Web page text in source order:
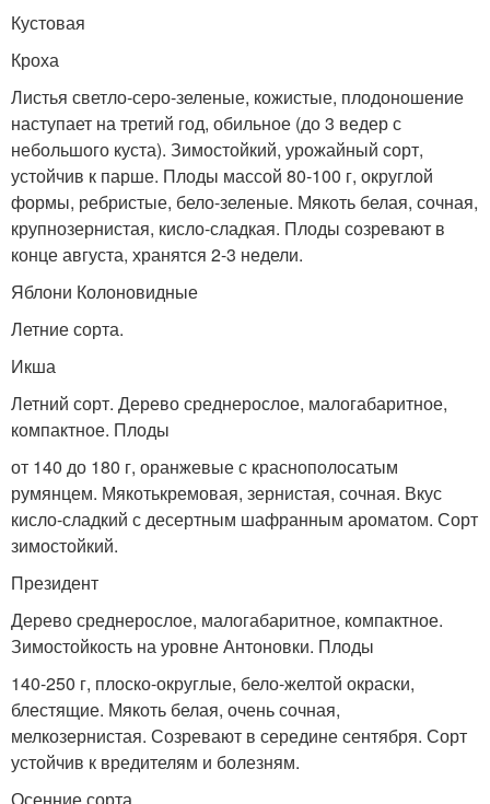
Кустовая
Кроха
Листья светло-серо-зеленые, кожистые, плодоношение
наступает на третий год, обильное (до 3 ведер с
небольшого куста). Зимостойкий, урожайный сорт,
устойчив к парше. Плоды массой 80-100 г, округлой
формы, ребристые, бело-зеленые. Мякоть белая, сочная,
крупнозернистая, кисло-сладкая. Плоды созревают в
конце августа, хранятся 2-3 недели.
Яблони Колоновидные
Летние сорта.
Икша
Летний сорт. Дерево среднерослое, малогабаритное,
компактное. Плоды
от 140 до 180 г, оранжевые с краснополосатым
румянцем. Мякотькремовая, зернистая, сочная. Вкус
кисло-сладкий с десертным шафранным ароматом. Сорт
зимостойкий.
Президент
Дерево среднерослое, малогабаритное, компактное.
Зимостойкость на уровне Антоновки. Плоды
140-250 г, плоско-округлые, бело-желтой окраски,
блестящие. Мякоть белая, очень сочная,
мелкозернистая. Созревают в середине сентября. Сорт
устойчив к вредителям и болезням.